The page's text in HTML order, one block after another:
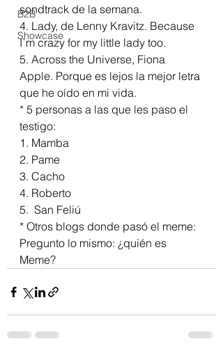
B2B
Showcase
sondtrack de la semana.
4. Lady, de Lenny Kravitz. Because
I`m crazy for my little lady too.
5. Across the Universe, Fiona
Apple. Porque es lejos la mejor letra
que he oído en mi vida.
* 5 personas a las que les paso el
testigo:
1. Mamba
2. Pame
3. Cacho
4. Roberto
5.  San Feliú
* Otros blogs donde pasó el meme:
Pregunto lo mismo: ¿quién es
Meme?